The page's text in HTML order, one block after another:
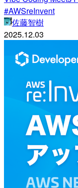
#AWSreInvent
佐藤智樹
2025.12.03